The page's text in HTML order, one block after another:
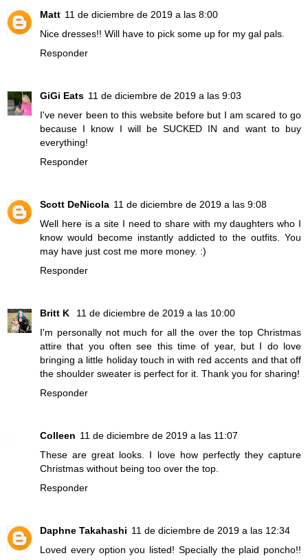
Matt 11 de diciembre de 2019 a las 8:00
Nice dresses!! Will have to pick some up for my gal pals.
Responder
GiGi Eats 11 de diciembre de 2019 a las 9:03
I've never been to this website before but I am scared to go
because I know I will be SUCKED IN and want to buy
everything!
Responder
Scott DeNicola 11 de diciembre de 2019 a las 9:08
Well here is a site I need to share with my daughters who I
know would become instantly addicted to the outfits. You
may have just cost me more money. :)
Responder
Britt K
11 de diciembre de 2019 a las 10:00
I'm personally not much for all the over the top Christmas
attire that you often see this time of year, but I do love
bringing a little holiday touch in with red accents and that off
the shoulder sweater is perfect for it. Thank you for sharing!
Responder
Colleen 11 de diciembre de 2019 a las 11:07
These are great looks. I love how perfectly they capture
Christmas without being too over the top.
Responder
Daphne Takahashi 11 de diciembre de 2019 a las 12:34
Loved every option you listed! Specially the plaid poncho!!